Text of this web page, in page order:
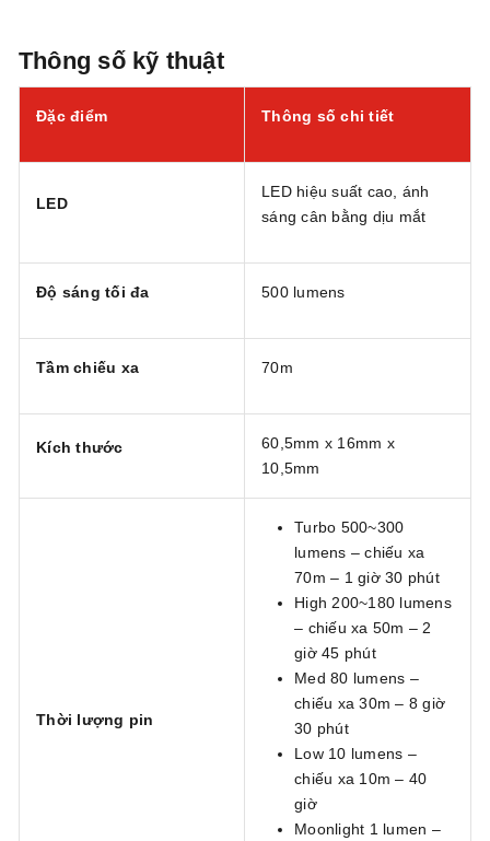
Thông số kỹ thuật
Đặc điểm Thông số chi tiết
LED
LED hiệu suất cao, ánh
sáng cân bằng dịu mắt
Độ sáng tối đa 500 lumens
Tầm chiếu xa 70m
Kích thước
60,5mm x 16mm x
10,5mm
Thời lượng pin
Turbo 500~300
lumens – chiếu xa
70m – 1 giờ 30 phút
High 200~180 lumens
– chiếu xa 50m – 2
giờ 45 phút
Med 80 lumens –
chiếu xa 30m – 8 giờ
30 phút
Low 10 lumens –
chiếu xa 10m – 40
giờ
Moonlight 1 lumen –